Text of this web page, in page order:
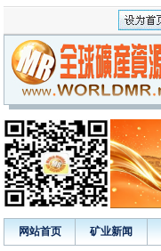
网站首页 矿业新闻